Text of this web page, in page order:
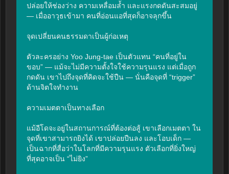
ปล่อยให้ช่องว่าง ความเหลื่อมล้ำ และแรงกดดันสะสมอยู่
— เมื่ออาวุธเข้ามา คนที่อ่อนแอที่สุดก็อาจลุกขึ้น
จุดเปลี่ยนคนธรรมดาเป็นผู้ก่อเหตุ
ตัวละครอย่าง Yoo Jung-tae เป็นตัวแทน “คนที่อยู่ใน
ขอบ” — แม้จะไม่มีความตั้งใจใช้ความรุนแรง แต่เมื่อถูก
กดดัน เขาไปถึงจุดที่คิดจะใช้ปืน — นั่นคือจุดที่ “trigger”
ด้านจิตใจทำงาน
ความเมตตาเป็นทางเลือก
แม้อีโดจะอยู่ในสถานการณ์ที่ต้องต่อสู้ เขาเลือกเมตตา ใน
จุดที่เขาสามารถยิงได้ เขาปล่อยปืนลง และโอบเด็ก —
เป็นฉากที่สื่อว่าในโลกที่มีความรุนแรง ตัวเลือกที่ยิ่งใหญ่
ที่สุดอาจเป็น “ไม่ยิง”